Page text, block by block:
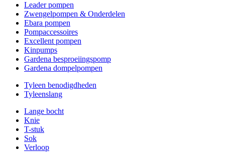
Leader pompen
Zwengelpompen & Onderdelen
Ebara pompen
Pompaccessoires
Excellent pompen
Kinpumps
Gardena besproeiingspomp
Gardena dompelpompen
Tyleen benodigdheden
Tyleenslang
Lange bocht
Knie
T-stuk
Sok
Verloop